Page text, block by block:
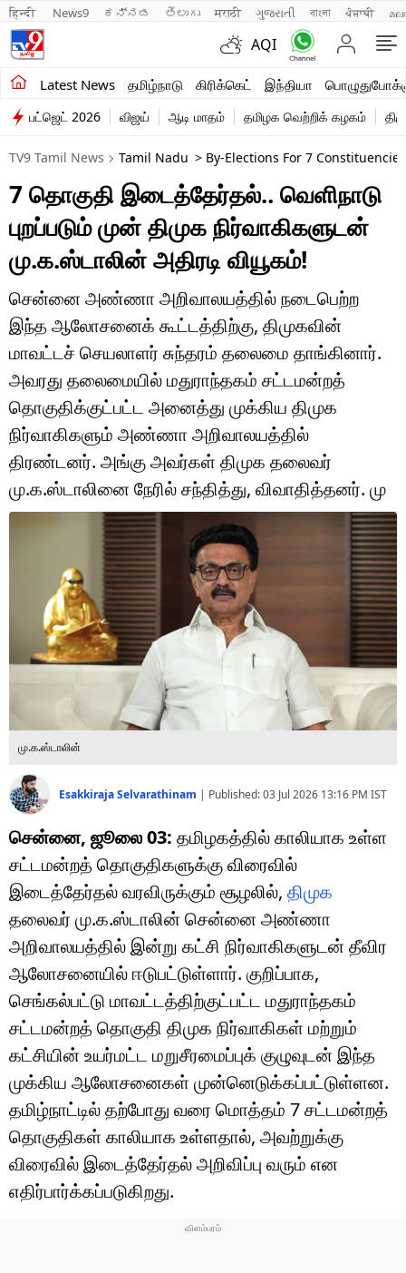
हिन्दी News9 ಕನ್ನಡ తెలుగు मराठी ગુજરાતી বাংলা ਪੰਜਾਬੀ
AQI
Latest News தமிழ்நாடு கிரிக்கெட் இந்தியா
சமீபத்திய செய்திகள்
தமிழ்நாடு
இந்தியா
உலகம்
விளையாட்டு
பொழுதுபோக்கு
லைஃப்ஸ்டைல்
வணிகம்
டெக்னாலஜி
ஆன்மீகம்
வைரல்
ஷார்ட் வீடியோஸ்
வலை கதைகள்
போட்டோ கேலரி
பட்ஜெட் 2026 விஜய் ஆடி மாதம் தமிழக வெற்றிக் கழகம்
TV9 Tamil News Tamil Nadu > By-Elections For 7
7 தொகுதி இடைத்தேர்தல்.. வெளிநாடு
புறப்படும் முன் திமுக நிர்வாகிகளுடன்
மு.க.ஸ்டாலின் அதிரடி வியூகம்!
சென்னை அண்ணா அறிவாலயத்தில் நடைபெற்ற
இந்த ஆலோசனைக் கூட்டத்திற்கு, திமுகவின்
மாவட்டச் செயலாளர் சுந்தரம் தலைமை தாங்கினார்.
அவரது தலைமையில் மதுராந்தகம் சட்டமன்றத்
தொகுதிக்குட்பட்ட அனைத்து முக்கிய திமுக
நிர்வாகிகளும் அண்ணா அறிவாலயத்தில்
திரண்டனர். அங்கு அவர்கள் திமுக தலைவர்
மு.க.ஸ்டாலினை நேரில் சந்தித்து, விவாதித்தனர். மு
மு.க.ஸ்டாலின்
Esakkiraja Selvarathinam | Published:03 Jul 2026 13:16 PM IST
சென்னை, ஜூலை 03: தமிழகத்தில் காலியாக உள்ள
சட்டமன்றத் தொகுதிகளுக்கு விரைவில்
இடைத்தேர்தல் வரவிருக்கும் சூழலில், திமுக
தலைவர் மு.க.ஸ்டாலின் சென்னை அண்ணா
அறிவாலயத்தில் இன்று கட்சி நிர்வாகிகளுடன் தீவிர
ஆலோசனையில் ஈடுபட்டுள்ளார். குறிப்பாக,
செங்கல்பட்டு மாவட்டத்திற்குட்பட்ட மதுராந்தகம்
சட்டமன்றத் தொகுதி திமுக நிர்வாகிகள் மற்றும்
கட்சியின் உயர்மட்ட மறுசீரமைப்புக் குழுவுடன் இந்த
முக்கிய ஆலோசனைகள் முன்னெடுக்கப்பட்டுள்ளன.
தமிழ்நாட்டில் தற்போது வரை மொத்தம் 7 சட்டமன்றத்
தொகுதிகள் காலியாக உள்ளதால், அவற்றுக்கு
விரைவில் இடைத்தேர்தல் அறிவிப்பு வரும் என
எதிர்பார்க்கப்படுகிறது.